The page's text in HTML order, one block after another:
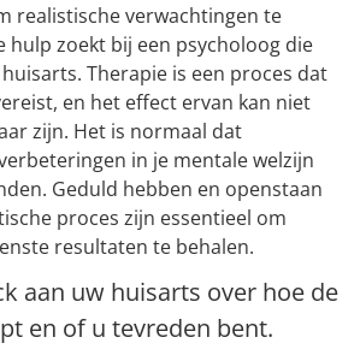
realistische verwachtingen te
hulp zoekt bij een psycholoog die
Therapie is een proces dat
en het effect ervan kan niet
zijn. Het is normaal dat
in je mentale welzijn
Geduld hebben en openstaan
proces zijn essentieel om
resultaten te behalen.
aan uw huisarts over hoe de
en of u tevreden bent.